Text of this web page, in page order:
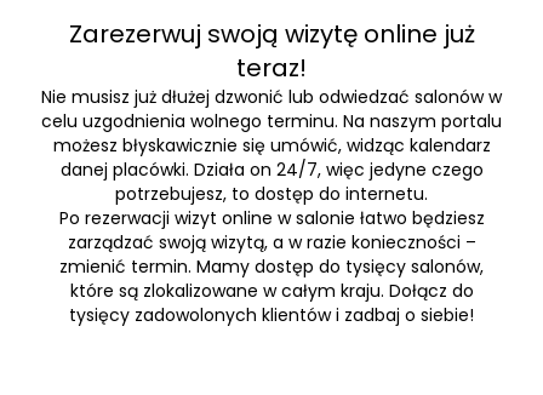
Zarezerwuj swoją wizytę online już
teraz!
Nie musisz już dłużej dzwonić lub odwiedzać salonów w
celu uzgodnienia wolnego terminu. Na naszym portalu
możesz błyskawicznie się umówić, widząc kalendarz
danej placówki. Działa on 24/7, więc jedyne czego
potrzebujesz, to dostęp do internetu.
Po rezerwacji wizyt online w salonie łatwo będziesz
zarządzać swoją wizytą, a w razie konieczności –
zmienić termin. Mamy dostęp do tysięcy salonów,
które są zlokalizowane w całym kraju. Dołącz do
tysięcy zadowolonych klientów i zadbaj o siebie!